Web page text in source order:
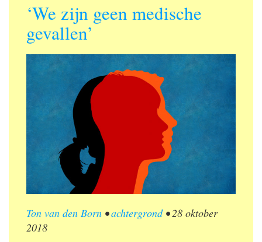
‘We zijn geen medische
gevallen’
Ton van den Born •achtergrond•28 oktober
2018